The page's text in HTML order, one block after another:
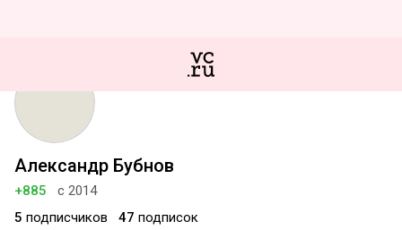
Александр Бубнов
+885
с 2014
5 подписчиков 47 подписок